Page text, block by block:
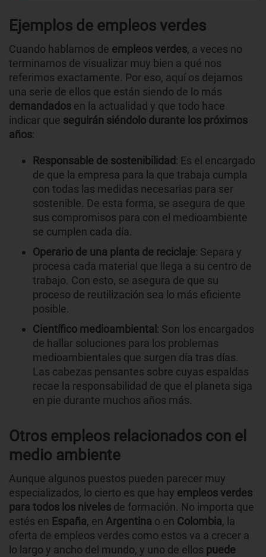
Ejemplos de empleos verdes
Cuando hablamos de empleos verdes, a veces no
terminamos de visualizar muy bien a qué nos
referimos exactamente. Por eso, aquí os dejamos
una serie de ellos que están siendo de lo más
demandados en la actualidad y que todo hace
indicar que seguirán siéndolo durante los próximos
años:
Responsable de sostenibilidad: Es el encargado
de que la empresa para la que trabaja cumpla
con todas las medidas necesarias para ser
sostenible. De esta forma, se asegura de que
sus compromisos para con el medioambiente
se cumplen cada día.
Operario de una planta de reciclaje: Separa y
procesa cada material que llega a su centro de
trabajo. Con esto, se asegura de que su
proceso de reutilización sea lo más eficiente
posible.
Científico medioambiental : Son los encargados
de hallar soluciones para los problemas
medioambientales que surgen día tras días.
Las cabezas pensantes sobre cuyas espaldas
recae la responsabilidad de que el planeta siga
en pie durante muchos años más.
Otros empleos relacionados con el
medio ambiente
Aunque algunos puestos pueden parecer muy
especializados, lo cierto es que hay empleos verdes
para todos los niveles de formación. No importa que
estés en España, en Argentina o en Colombia, la
oferta de empleos verdes como estos va a crecer a
lo largo y ancho del mundo, y uno de ellos puede